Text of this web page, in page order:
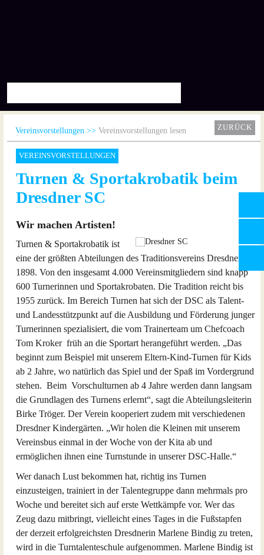
ZURÜCK
Vereinsvorstellungen Vereinsvorstellungen lesen
VEREINSVORSTELLUNGEN
Turnen & Sportakrobatik beim
Dresdner SC
Wir machen Artisten!
Turnen & Sportakrobatik ist
eine der größten Abteilungen des Traditionsvereins Dresdner SC
1898. Von den insgesamt 4.000 Vereinsmitgliedern sind knapp
600 Turnerinnen und Sportakrobaten. Die Tradition reicht bis
1955 zurück. Im Bereich Turnen hat sich der DSC als Talent-
und Landesstützpunkt auf die Ausbildung und Förderung junger
Turnerinnen spezialisiert, die vom Trainerteam um Chefcoach
Tom Kroker früh an die Sportart herangeführt werden. „Das
beginnt zum Beispiel mit unserem Eltern-Kind-Turnen für Kids
ab 2 Jahre, wo natürlich das Spiel und der Spaß im Vordergrund
stehen. Beim Vorschulturnen ab 4 Jahre werden dann langsam
die Grundlagen des Turnens erlernt“, sagt die Abteilungsleiterin
Birke Tröger. Der Verein kooperiert zudem mit verschiedenen
Dresdner Kindergärten. „Wir holen die Kleinen mit unserem
Vereinsbus einmal in der Woche von der Kita ab und
ermöglichen ihnen eine Turnstunde in unserer DSC-Halle.“
Wer danach Lust bekommen hat, richtig ins Turnen
einzusteigen, trainiert in der Talentegruppe dann mehrmals pro
Woche und bereitet sich auf erste Wettkämpfe vor. Wer das
Zeug dazu mitbringt, vielleicht eines Tages in die Fußstapfen
der derzeit erfolgreichsten Dresdnerin Marlene Bindig zu treten,
wird in die Turntalenteschule aufgenommen. Marlene Bindig ist